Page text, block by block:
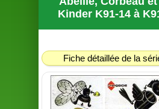
Kinder K91-14 à
Fiche détaillée de la